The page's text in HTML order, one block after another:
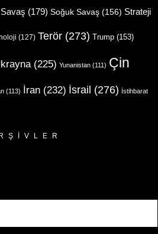
Savaş (179) Soğuk Savaş (156) Strateji
(127) Terör (273) Trump (153)
(225) Yunanistan (111) Çin
(113) İran (232) İsrail (276) İstihbarat